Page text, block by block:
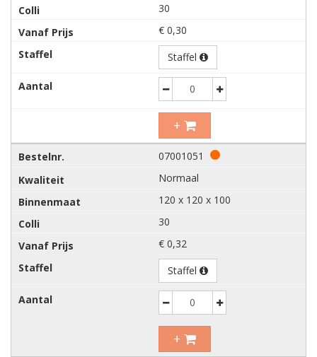
30
€ 0,30
Staffel
Decrease Increase
+
07001051
Normaal
120 x 120 x 100
30
€ 0,32
Staffel
Decrease Increase
+